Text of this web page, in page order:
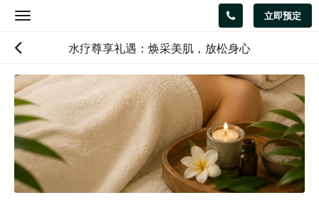
Toggle
立即预定
水疗尊享礼遇：焕采美肌，放松身心